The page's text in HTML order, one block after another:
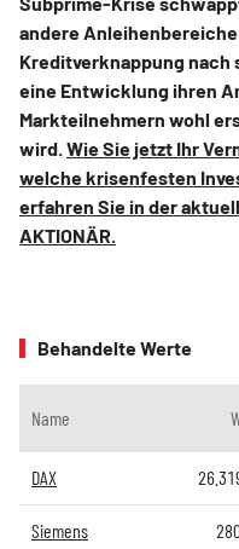
andere
Kreditverknappung nach
eine Entwicklung ihren
Markteilnehmern wohl
wird.Wie Sie jetzt Ihr
welche krisenfesten
erfahren Sie in der
AKTIONÄR.
Behandelte Werte
Name
DAX
Siemens